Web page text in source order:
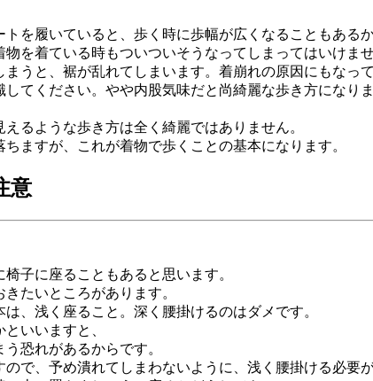
を履いていると、歩く時に歩幅が広くなることもあるか
を着ている時もついついそうなってしまってはいけませ
うと、裾が乱れてしまいます。着崩れの原因にもなって
てください。やや内股気味だと尚綺麗な歩き方にな
るような歩き方は全く綺麗ではありません。
ますが、これが着物で歩くことの基本になります。
意
子に座ることもあると思います。
たいところがあります。
、浅く座ること。深く腰掛けるのはダメです。
いいますと、
恐れがあるからです。
で、予め潰れてしまわないように、浅く腰掛ける必要が